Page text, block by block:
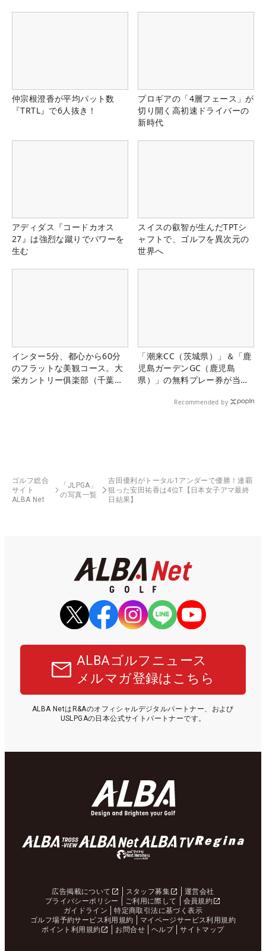
仲宗根澄香が平均パット数
『TRTL』で6人抜き！
プロギアの「4層フェース」が
切り開く高初速ドライバーの
新時代
アディダス『コードカオス
27』は強烈な蹴りでパワーを
生む
スイスの叡智が生んだTPTシ
ャフトで、ゴルフを異次元の
世界へ
インター5分、都心から60分
のフラットな美観コース。大
栄カントリー俱楽部（千葉
「潮来CC（茨城県）」＆「鹿
児島ガーデンGC（鹿児島
県）」の無料プレー券が当た
Recommended by
ゴルフ総合
サイト
ALBA Net
「JLPGA」
の写真一覧
吉田優利がトータル1アンダーで優勝！連覇
狙った安田祐香は4位T【日本女子アマ最終
日結果】
ALBAゴルフニュース
メルマガ登録はこちら
ALBA NetはR&Aのオフィシャルデジタルパートナー、および
USLPGAの日本公式サイトパートナーです。
広告掲載について スタッフ募集
運営会社
プライバシーポリシー
ご利用に際して
会員規約
ガイドライン
特定商取引法に基づく表示
ゴルフ場予約サービス利用規約
マイページサービス利用規約
ポイント利用規約
お問合せ ヘルプ サイトマップ